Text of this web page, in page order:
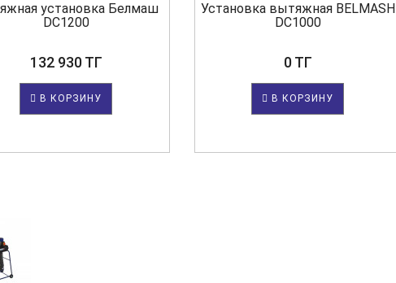
установка Белмаш
DC1200
132 930 ТГ
В КОРЗИНУ
Установка вытяжная BELMASH
DC1000
0 ТГ
В КОРЗИНУ